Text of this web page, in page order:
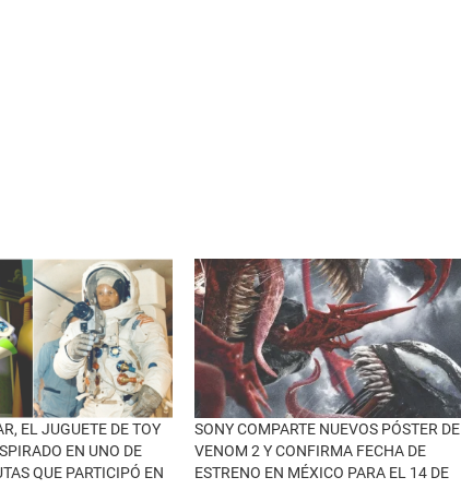
EL JUGUETE DE TOY
EN UNO DE
QUE PARTICIPÓ EN
SONY COMPARTE NUEVOS PÓSTER DE
VENOM 2 Y CONFIRMA FECHA DE
ESTRENO EN MÉXICO PARA EL 14 DE